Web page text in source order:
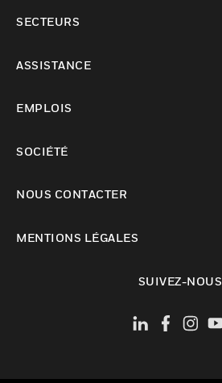
SECTEURS
ASSISTANCE
EMPLOIS
SOCIÉTÉ
NOUS CONTACTER
MENTIONS LÉGALES
SUIVEZ-NOUS